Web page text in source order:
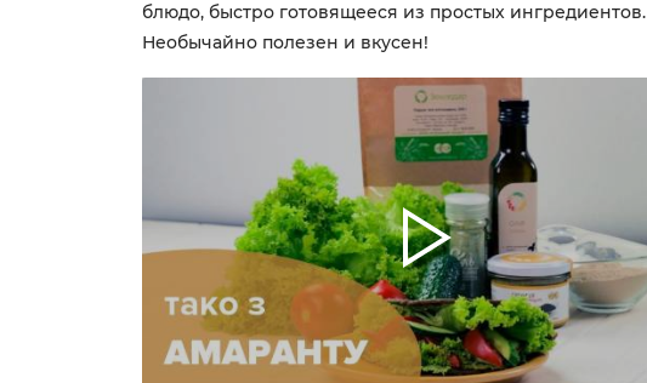
блюдо, быстро готовящееся из простых ингредиентов.
Необычайно полезен и вкусен!